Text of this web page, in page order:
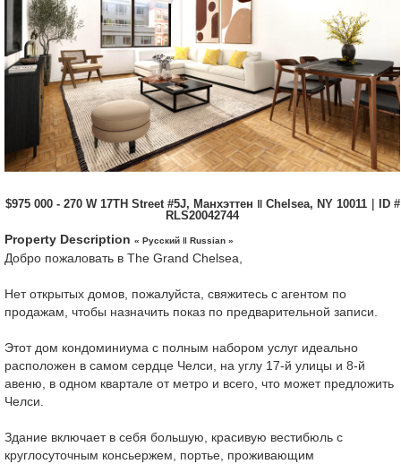
$975 000 - 270 W 17TH Street #5J, Манхэттен ‖ Chelsea, NY 10011｜ID #
RLS20042744
Property Description « Русский ‖ Russian »
Добро пожаловать в The Grand Chelsea,
Нет открытых домов, пожалуйста, свяжитесь с агентом по
продажам, чтобы назначить показ по предварительной записи.
Этот дом кондоминиума с полным набором услуг идеально
расположен в самом сердце Челси, на углу 17-й улицы и 8-й
авеню, в одном квартале от метро и всего, что может предложить
Челси.
Здание включает в себя большую, красивую вестибюль с
круглосуточным консьержем, портье, проживающим